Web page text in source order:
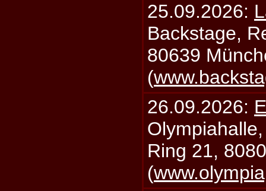
25.09.2026:
Backstage,
80639
(
26.09.2026:
Ring 21,
(